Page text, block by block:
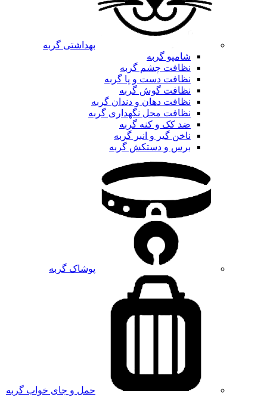
بهداشتی گربه
شامپو گربه
نظافت چشم گربه
نظافت دست و پا گربه
نظافت گوش گربه
نظافت دهان و دندان گربه
نظافت محل نگهداری گربه
ضد کک و کنه گربه
ناخن گیر و انبر گربه
برس و دستکش گربه
پوشاک گربه
حمل و جای خواب گربه